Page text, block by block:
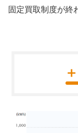
固定買取制度が終